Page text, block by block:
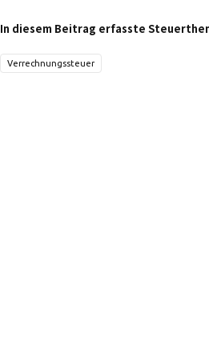
In diesem Beitrag erfasste
Verrechnungssteuer